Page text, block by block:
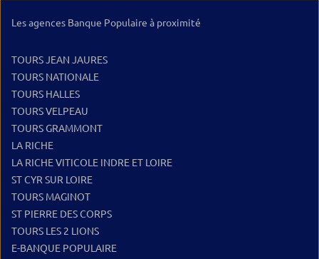
Les agences Banque Populaire à proximité
TOURS JEAN JAURES
TOURS NATIONALE
TOURS HALLES
TOURS VELPEAU
TOURS GRAMMONT
LA RICHE
LA RICHE VITICOLE INDRE ET LOIRE
ST CYR SUR LOIRE
TOURS MAGINOT
ST PIERRE DES CORPS
TOURS LES 2 LIONS
E-BANQUE POPULAIRE